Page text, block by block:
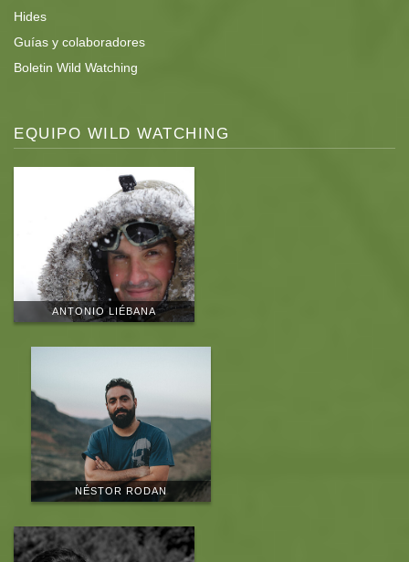
Hides
Guías y colaboradores
Boletin Wild Watching
EQUIPO WILD WATCHING
ANTONIO LIÉBANA
NÉSTOR RODAN